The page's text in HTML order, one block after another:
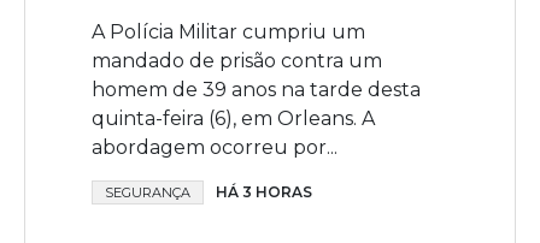
A Polícia Militar cumpriu um
mandado de prisão contra um
homem de 39 anos na tarde desta
quinta-feira (6), em Orleans. A
abordagem ocorreu por...
SEGURANÇA HÁ 3 HORAS